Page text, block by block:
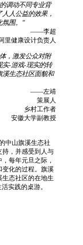
调动不同专业背
人公益的效果，
氛围。”
——李超
里健康设计负责人
，激发公众对附
实-游戏-现实的转
溪生态社区面貌和
——左靖
策展人
乡村工作者
安徽大学副教授
中山旗溪生态社
持，并感受到人与
每年元旦之际，
变化的过程。旗溪
态社区的在地生
实践的桌游。